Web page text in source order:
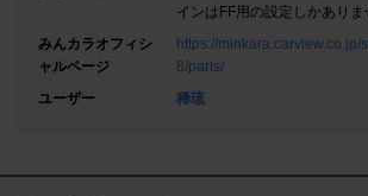
インはFF用の設定しかありま
みんカラオフィシ
ャルページ
https://minkara.carview.co.jp/
8/parts/
ユーザー
稀琉